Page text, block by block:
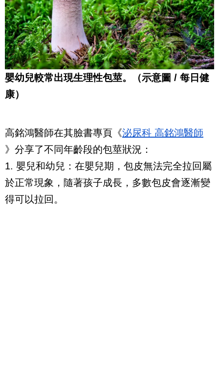
嬰幼兒較常出現生理性包莖。（示意圖 / 每日健
康）
高銘鴻醫師在其臉書專頁《泌尿科 高銘鴻醫師
》分享了不同年齡段的包莖狀況：
1. 嬰兒和幼兒：在嬰兒期，包皮無法完全拉回屬
於正常現象，隨著孩子成長，多數包皮會逐漸變
得可以拉回。